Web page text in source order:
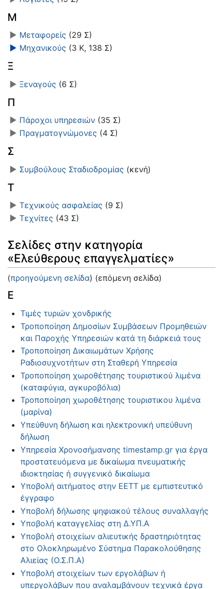
Μ
► Μεταφορείς (29 Σ)
► Μηχανικούς (3 Κ, 138 Σ)
Ξ
► Ξεναγούς (6 Σ)
Π
► Πάροχοι υπηρεσιών (35 Σ)
► Πραγματογνώμονες (4 Σ)
Σ
► Συμβούλους Σταδιοδρομίας (κενή)
Τ
► Τεχνικούς ασφαλείας (9 Σ)
► Τεχνίτες (43 Σ)
Σελίδες στην κατηγορία
«Ελεύθερους επαγγελματίες»
(προηγούμενη σελίδα) (επόμενη σελίδα)
Ε
Τιμές τυριών χονδρικής
Τροποποίηση Δημοσίων Συμβάσεων Προμηθειών
και Παροχής Υπηρεσιών κατά τη διάρκειά τους
Τροποποίηση Δικαιωμάτων Χρήσης
Ραδιοσυχνοτήτων στη Σταθερή Υπηρεσία
Τροποποίηση χωροθέτησης τουριστικού λιμένα
(καταφύγια, αγκυροβόλια)
Τροποποίηση χωροθέτησης τουριστικου λιμένα
(μαρίνα)
Υπεύθυνη δήλωση και ηλεκτρονική υπεύθυνη
δήλωση
Υπηρεσία Χρονοσήμανσης timestamp.gr για έργα
προστατευόμενα με δικαίωμα πνευματικής
ιδιοκτησίας ή συγγενικό δικαίωμα
Υποβολή αιτήματος στην ΕΕΤΤ με εμπιστευτικό
έγγραφο
Υποβολή δήλωσης ψηφιακού τέλους συναλλαγής
Υποβολή καταγγελίας στη Δ.ΥΠ.Α
Υποβολή στοιχείων αλιευτικής δραστηριότητας
στο Ολοκληρωμένο Σύστημα Παρακολούθησης
Αλιείας (Ο.Σ.Π.Α)
Υποβολή στοιχείων των εργολάβων ή
υπεργολάβων που αναλαμβάνουν τεχνικά έργα